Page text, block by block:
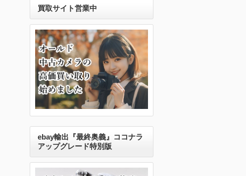
買取サイト営業中
ebay輸出『最終奥義』ココナラ
アップグレード特別版